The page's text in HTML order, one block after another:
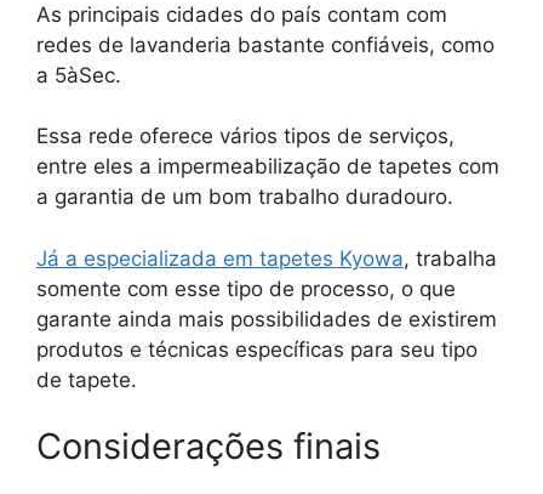
As principais cidades do país contam com
redes de lavanderia bastante confiáveis, como
a 5àSec.
Essa rede oferece vários tipos de serviços,
entre eles a impermeabilização de tapetes com
a garantia de um bom trabalho duradouro.
Já a especializada em tapetes Kyowa, trabalha
somente com esse tipo de processo, o que
garante ainda mais possibilidades de existirem
produtos e técnicas específicas para seu tipo
de tapete.
Considerações finais